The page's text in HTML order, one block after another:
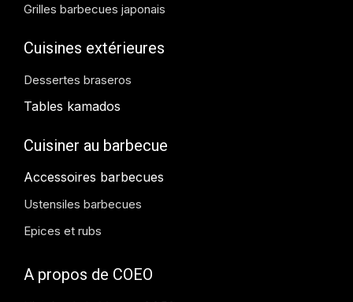
Grilles barbecues japonais
Cuisines extérieures
Dessertes braseros
Tables kamados
Cuisiner au barbecue
Accessoires barbecues
Ustensiles barbecues
Epices et rubs
A propos de COEO